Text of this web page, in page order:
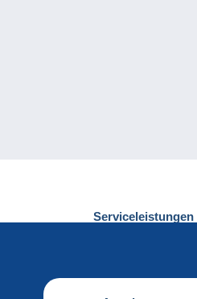
Serviceleistungen